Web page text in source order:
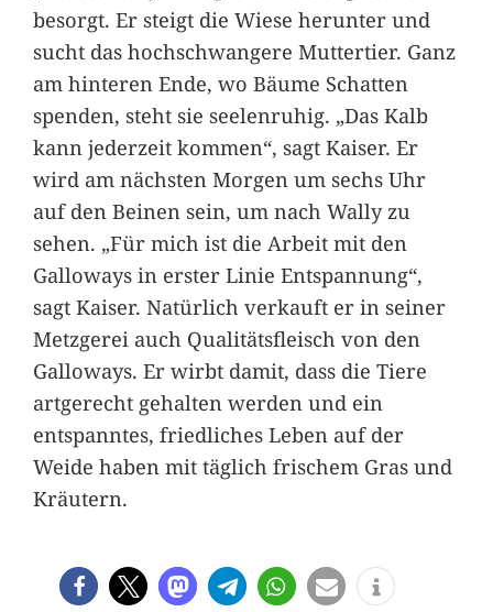
besorgt. Er steigt die Wiese herunter und
sucht das hochschwangere Muttertier. Ganz
am hinteren Ende, wo Bäume Schatten
spenden, steht sie seelenruhig. „Das Kalb
kann jederzeit kommen“, sagt Kaiser. Er
wird am nächsten Morgen um sechs Uhr
auf den Beinen sein, um nach Wally zu
sehen. „Für mich ist die Arbeit mit den
Galloways in erster Linie Entspannung“,
sagt Kaiser. Natürlich verkauft er in seiner
Metzgerei auch Qualitätsfleisch von den
Galloways. Er wirbt damit, dass die Tiere
artgerecht gehalten werden und ein
entspanntes, friedliches Leben auf der
Weide haben mit täglich frischem Gras und
Kräutern.